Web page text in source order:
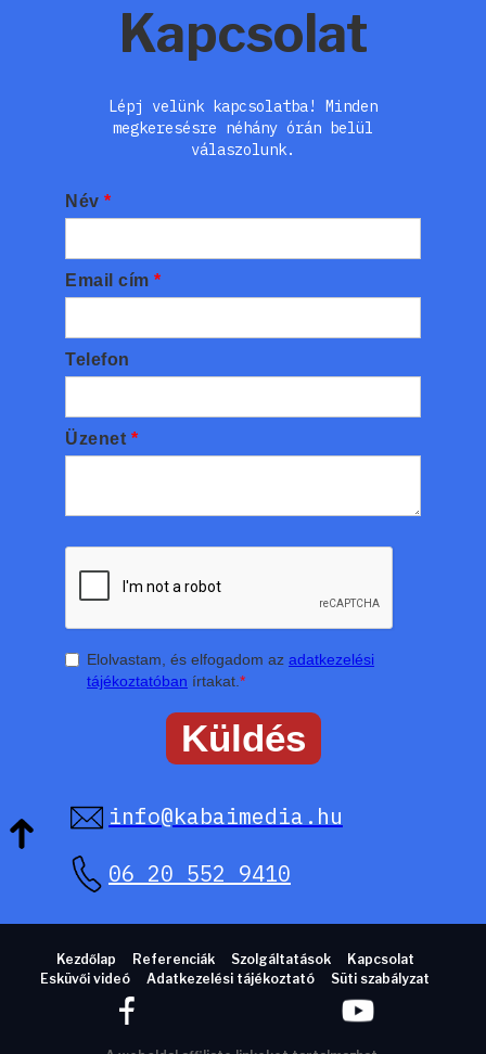
Kapcsolat
Lépj velünk kapcsolatba! Minden
megkeresésre néhány órán belül
válaszolunk.
Név *
Email cím *
Telefon
Üzenet *
Elolvastam, és elfogadom az adatkezelési
tájékoztatóban írtakat. *
info@kabaimedia.hu
06 20 552 9410
Kezdőlap Referenciák Szolgáltatások
Kapcsolat
Esküvői videó
Adatkezelési tájékoztató Süti szabályzat